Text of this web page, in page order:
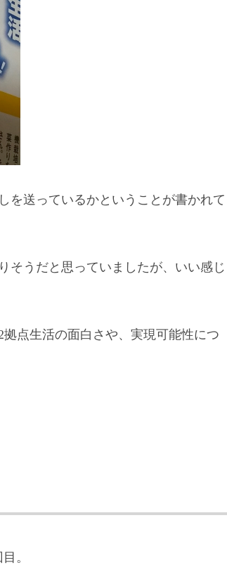
を送っているかということが書かれて
そうだと思っていましたが、いい感じ
点生活の面白さや、実現可能性につ
。